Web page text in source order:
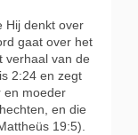
Hij denkt over
gaat over het
verhaal van de
2:24 en zegt
en moeder
en die
19:5).